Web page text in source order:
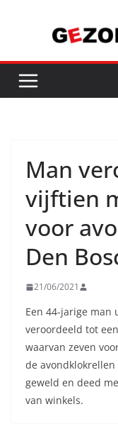
inhoud
Man
vijftien
voor
Den
21/06/2021
Een 44-jarige man
veroordeeld tot
waarvan zeven
de
geweld en deed
van winkels.